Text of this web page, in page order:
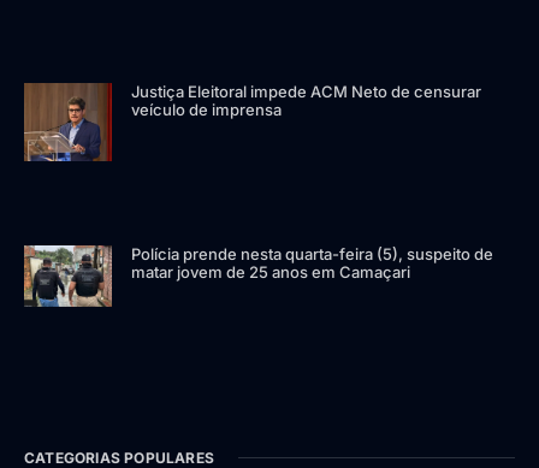
Justiça Eleitoral impede ACM Neto de censurar
veículo de imprensa
Polícia prende nesta quarta-feira (5), suspeito de
matar jovem de 25 anos em Camaçari
CATEGORIAS POPULARES